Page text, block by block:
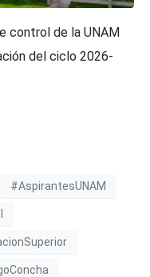
control de la UNAM
del ciclo 2026-
#AspirantesUNAM